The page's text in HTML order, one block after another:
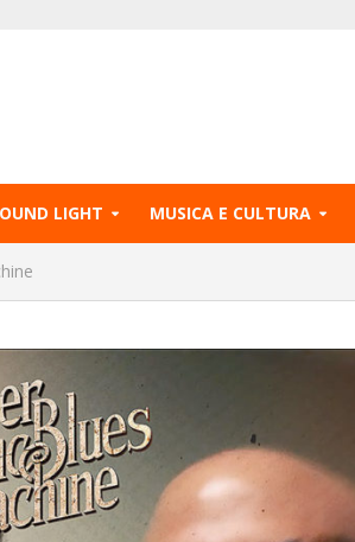
LIGHT MUSICA E CULTURA